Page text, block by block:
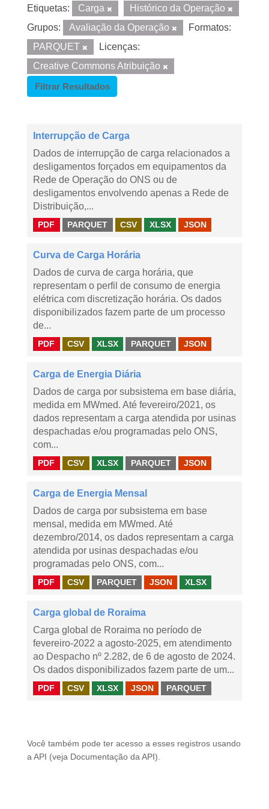
Etiquetas: Carga
Histórico da Operação
Grupos:
Avaliação da Operação
Formatos:
PARQUET
Licenças:
Creative Commons Atribuição
Filtrar Resultados
Interrupção de Carga
Dados de interrupção de carga relacionados a
desligamentos forçados em equipamentos da
Rede de Operação do ONS ou de
desligamentos envolvendo apenas a Rede de
Distribuição,...
PDF PARQUET CSV XLSX JSON
Curva de Carga Horária
Dados de curva de carga horária, que
representam o perfil de consumo de energia
elétrica com discretização horária. Os dados
disponibilizados fazem parte de um processo
de...
PDF CSV XLSX PARQUET JSON
Carga de Energia Diária
Dados de carga por subsistema em base diária,
medida em MWmed. Até fevereiro/2021, os
dados representam a carga atendida por usinas
despachadas e/ou programadas pelo ONS,
com...
PDF CSV XLSX PARQUET JSON
Carga de Energia Mensal
Dados de carga por subsistema em base
mensal, medida em MWmed. Até
dezembro/2014, os dados representam a carga
atendida por usinas despachadas e/ou
programadas pelo ONS, com...
PDF CSV PARQUET JSON XLSX
Carga global de Roraima
Carga global de Roraima no período de
fevereiro-2022 a agosto-2025, em atendimento
ao Despacho nº 2.282, de 6 de agosto de 2024.
Os dados disponibilizados fazem parte de um...
PDF CSV XLSX JSON PARQUET
Você também pode ter acesso a esses registros usando
a API (veja Documentação da API ).